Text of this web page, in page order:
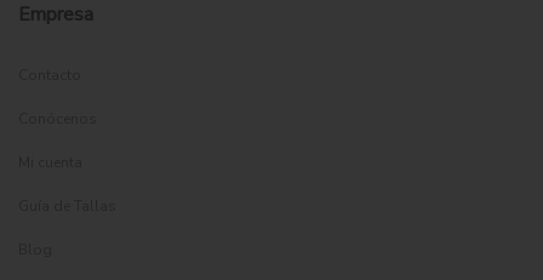
Empresa